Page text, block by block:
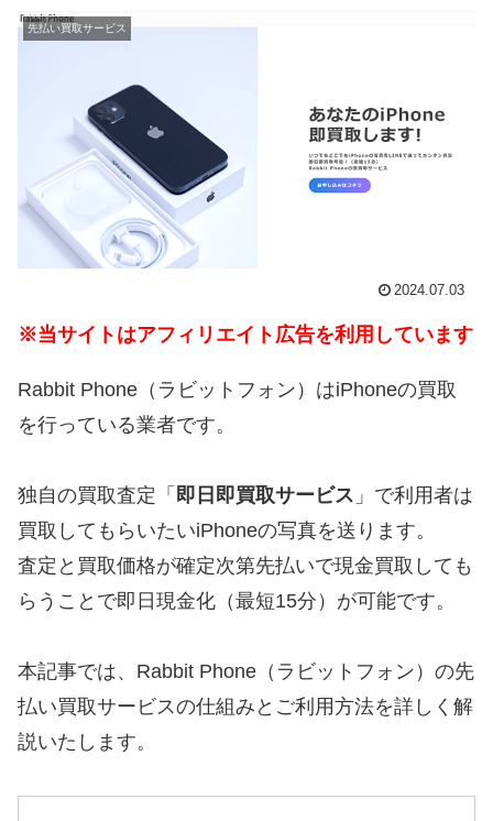
先払い買取サービス
2024.07.03
※当サイトはアフィリエイト広告を利用しています
Rabbit Phone（ラビットフォン）はiPhoneの買取
を行っている業者です。
独自の買取査定「 即日即買取サービス 」で利用者は
買取してもらいたいiPhoneの写真を送ります。
査定と買取価格が確定次第先払いで現金買取しても
らうことで即日現金化（最短15分）が可能です。
本記事では、Rabbit Phone（ラビットフォン）の先
払い買取サービスの仕組みとご利用方法を詳しく解
説いたします。